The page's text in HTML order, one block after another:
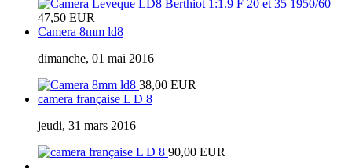
47,50 EUR
Camera 8mm ld8
dimanche, 01 mai 2016
38,00 EUR
camera française L D 8
jeudi, 31 mars 2016
90,00 EUR